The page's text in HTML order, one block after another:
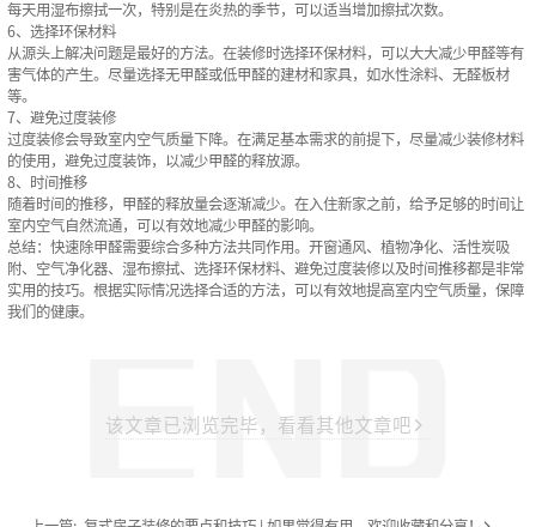
每天用湿布擦拭一次，特别是在炎热的季节，可以适当增加擦拭次数。
6、选择环保材料
从源头上解决问题是最好的方法。在装修时选择环保材料，可以大大减少甲醛等有
害气体的产生。尽量选择无甲醛或低甲醛的建材和家具，如水性涂料、无醛板材
等。
7、避免过度装修
过度装修会导致室内空气质量下降。在满足基本需求的前提下，尽量减少装修材料
的使用，避免过度装饰，以减少甲醛的释放源。
8、时间推移
随着时间的推移，甲醛的释放量会逐渐减少。在入住新家之前，给予足够的时间让
室内空气自然流通，可以有效地减少甲醛的影响。
总结：快速除甲醛需要综合多种方法共同作用。开窗通风、植物净化、活性炭吸
附、空气净化器、湿布擦拭、选择环保材料、避免过度装修以及时间推移都是非常
实用的技巧。根据实际情况选择合适的方法，可以有效地提高室内空气质量，保障
我们的健康。
该文章已浏览完毕，看看其他文章吧